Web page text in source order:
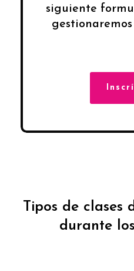
siguiente
Tipos de clases
durante